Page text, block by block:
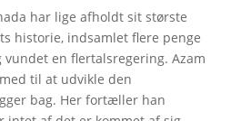
har lige afholdt sit største
historie, indsamlet flere penge
vundet en flertalsregering. Azam
til at udvikle den
bag. Her fortæller han